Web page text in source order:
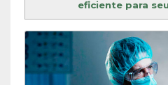
eficiente para